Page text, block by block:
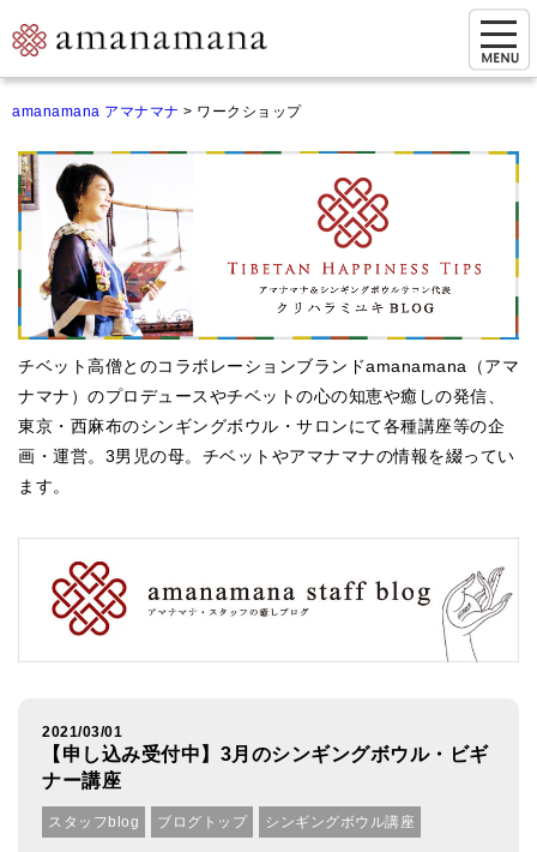
マイページ
ご来店予約（実店舗）
ご来店&購入
オンライン相談&購入
シンギングボウル講座
倍音呼吸法レッスン
オンラインショップ
カートを見る
アマナマナのシンギングボウル
チベット・シンギングボウル
マンダラ彫（黒・渋金）
人気の3点セット
お得なアマナマナ・セット
amanamana アマナマナ > ワークショップ
チベット高僧とのコラボレーションブランドamanamana（アマ
ナマナ）のプロデュースやチベットの心の知恵や癒しの発信、
東京・西麻布のシンギングボウル・サロンにて各種講座等の企
画・運営。3男児の母。チベットやアマナマナの情報を綴ってい
ます。
2021/03/01
【申し込み受付中】3月のシンギングボウル・ビギ
ナー講座
スタッフblog ブログトップ シンギングボウル講座